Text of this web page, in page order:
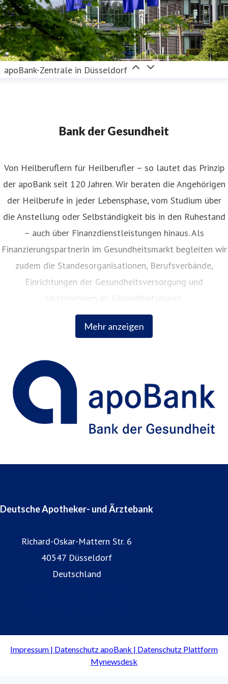
apoBank-Zentrale in Düsseldorf
Bank der Gesundheit
Mehr anzeigen
Von Heilberuflern für Heilberufler – so lautet das Prinzip
der apoBank seit 120 Jahren. Wir beraten die Angehörigen
der Heilberufe in jeder Lebensphase, vom Studium über
die Anstellung oder Selbständigkeit bis in den Ruhestand
– auch über Finanzdienstleistungen hinaus. Als
Finanzierungspartnerin im Gesundheitsmarkt begleiten wir
zudem die Standesorganisationen, Berufsverbände,
Einrichtungen der Gesundheitsversorgung und
Unternehmen im Gesundheitsmarkt.
Deutsche Apotheker- und Ärztebank
Richard-Oskar-Mattern Str. 6
40547 Düsseldorf
Deutschland